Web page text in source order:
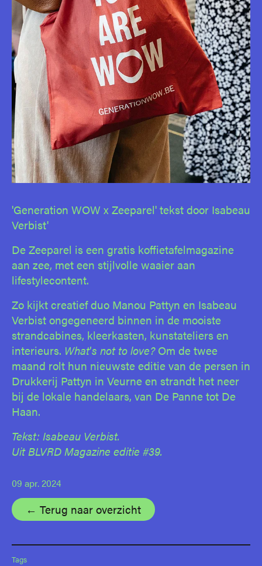
'Generation WOW x Zeeparel' tekst door Isabeau
Verbist'
De Zeeparel is een gratis koffietafelmagazine
aan zee, met een stijlvolle waaier aan
lifestylecontent.
Zo kijkt creatief duo Manou Pattyn en Isabeau
Verbist ongegeneerd binnen in de mooiste
strandcabines, kleerkasten, kunstateliers en
interieurs. What’s not to love?Om de twee
maand rolt hun nieuwste editie van de persen in
Drukkerij Pattyn in Veurne en strandt het neer
bij de lokale handelaars, van De Panne tot De
Haan.
Tekst: Isabeau Verbist.
Uit BLVRD Magazine editie #39.
09 apr. 2024
← Terug naar overzicht
Tags